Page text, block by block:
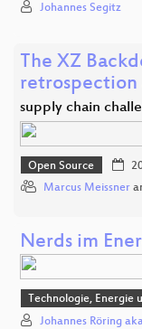
Johannes Segitz
The XZ
supply chain
Open Source
Marcus Meissner
Nerds im
Technologie, Energie
Johannes Röring